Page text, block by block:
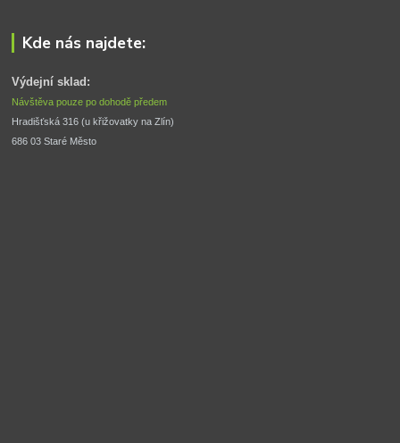
Kde nás najdete:
Výdejní sklad:
Návštěva pouze po dohodě předem
Hradišťská 316 (u křižovatky na Zlín)
686 03 Staré Město